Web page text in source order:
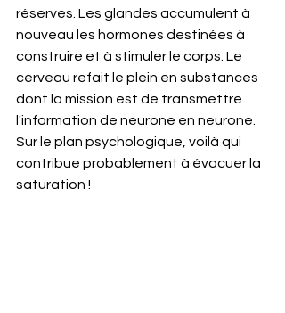
réserves. Les glandes accumulent à
nouveau les hormones destinées à
construire et à stimuler le corps. Le
cerveau refait le plein en substances
dont la mission est de transmettre
l'information de neurone en neurone.
Sur le plan psychologique, voilà qui
contribue probablement à évacuer la
saturation !